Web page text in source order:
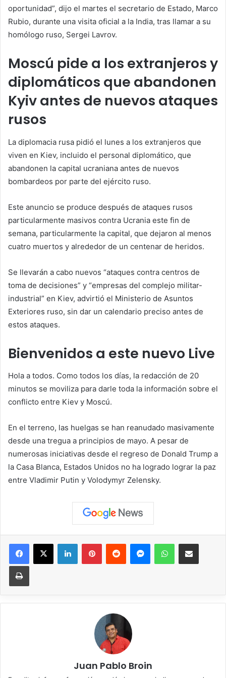
oportunidad”, dijo el martes el secretario de Estado, Marco
Rubio, durante una visita oficial a la India, tras llamar a su
homólogo ruso, Sergei Lavrov.
Moscú pide a los extranjeros y
diplomáticos que abandonen
Kyiv antes de nuevos ataques
rusos
La diplomacia rusa pidió el lunes a los extranjeros que
viven en Kiev, incluido el personal diplomático, que
abandonen la capital ucraniana antes de nuevos
bombardeos por parte del ejército ruso.
Este anuncio se produce después de ataques rusos
particularmente masivos contra Ucrania este fin de
semana, particularmente la capital, que dejaron al menos
cuatro muertos y alrededor de un centenar de heridos.
Se llevarán a cabo nuevos “ataques contra centros de
toma de decisiones” y “empresas del complejo militar-
industrial” en Kiev, advirtió el Ministerio de Asuntos
Exteriores ruso, sin dar un calendario preciso antes de
estos ataques.
Bienvenidos a este nuevo Live
Hola a todos. Como todos los días, la redacción de 20
minutos se moviliza para darle toda la información sobre el
conflicto entre Kiev y Moscú.
En el terreno, las huelgas se han reanudado masivamente
desde una tregua a principios de mayo. A pesar de
numerosas iniciativas desde el regreso de Donald Trump a
la Casa Blanca, Estados Unidos no ha logrado lograr la paz
entre Vladimir Putin y Volodymyr Zelensky.
Facebook
X LinkedInPinterestReddit MessengerWhatsAppCompartir vía correo
Imprimir
Juan Pablo Broin